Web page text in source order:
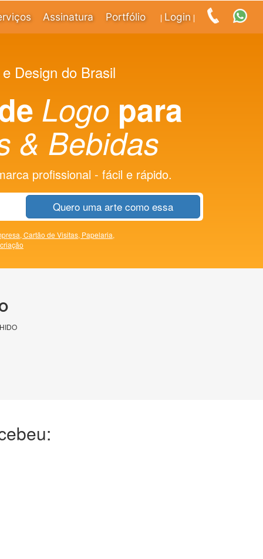
Assinatura Portfólio Login
Design do Brasil
Logo para
& Bebidas
profissional - fácil e rápido.
Quero uma arte como essa
Cartão de Visitas, Papelaria,